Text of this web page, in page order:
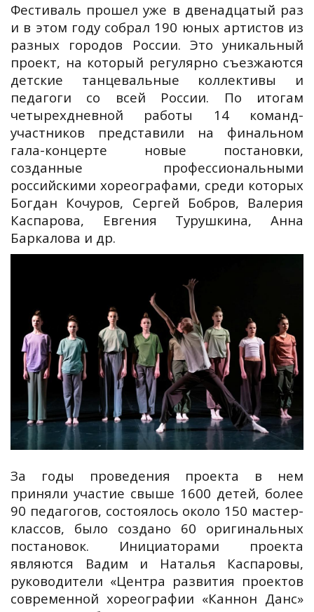
Фестиваль прошел уже в двенадцатый раз
и в этом году собрал 190 юных артистов из
разных городов России. Это уникальный
проект, на который регулярно съезжаются
детские танцевальные коллективы и
педагоги со всей России. По итогам
четырехдневной работы 14 команд-
участников представили на финальном
гала-концерте новые постановки,
созданные профессиональными
российскими хореографами, среди которых
Богдан Кочуров, Сергей Бобров, Валерия
Каспарова, Евгения Турушкина, Анна
Баркалова и др.
За годы проведения проекта в нем
приняли участие свыше 1600 детей, более
90 педагогов, состоялось около 150 мастер-
классов, было создано 60 оригинальных
постановок. Инициаторами проекта
являются Вадим и Наталья Каспаровы,
руководители «Центра развития проектов
современной хореографии «Каннон Данс»